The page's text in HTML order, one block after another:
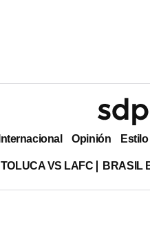
Internacional Opinión
TOLUCA VS LAFC BRASIL